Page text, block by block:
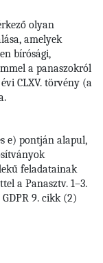
olyan
amelyek
bírósági,
a panaszokról
CLXV. törvény (a
e) pontján alapul,
feladatainak
a Panasztv. 1–3.
9. cikk (2)